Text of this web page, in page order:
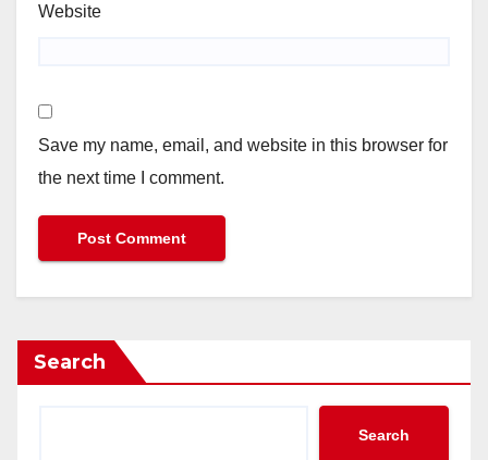
Website
Save my name, email, and website in this browser for
the next time I comment.
Search
Search